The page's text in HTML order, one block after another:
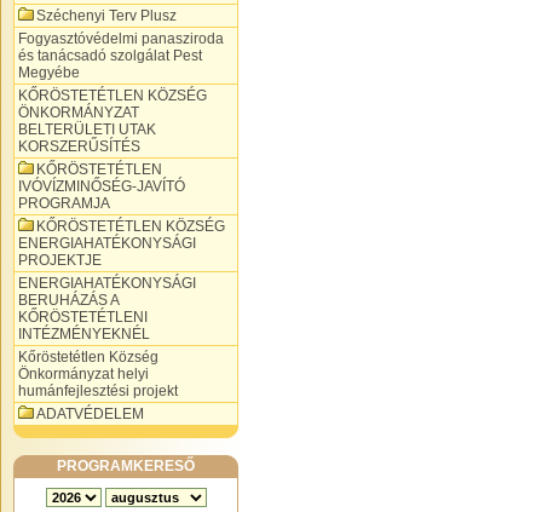
Széchenyi Terv Plusz
Fogyasztóvédelmi panasziroda
és tanácsadó szolgálat Pest
Megyébe
KŐRÖSTETÉTLEN KÖZSÉG
ÖNKORMÁNYZAT
BELTERÜLETI UTAK
KORSZERŰSÍTÉS
KŐRÖSTETÉTLEN
IVÓVÍZMINŐSÉG-JAVÍTÓ
PROGRAMJA
KŐRÖSTETÉTLEN KÖZSÉG
ENERGIAHATÉKONYSÁGI
PROJEKTJE
ENERGIAHATÉKONYSÁGI
BERUHÁZÁS A
KŐRÖSTETÉTLENI
INTÉZMÉNYEKNÉL
Kőröstetétlen Község
Önkormányzat helyi
humánfejlesztési projekt
ADATVÉDELEM
PROGRAMKERESŐ